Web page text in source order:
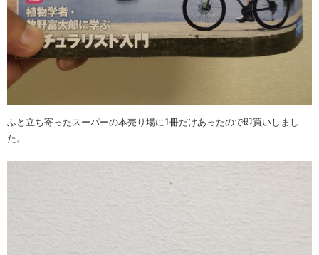
ふと立ち寄ったスーパーの本売り場に1冊だけあったので即買いしまし
た。